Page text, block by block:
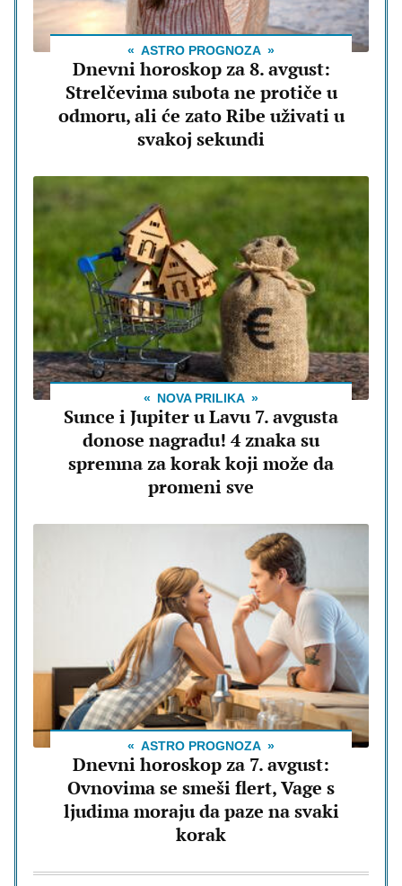
ASTRO PROGNOZA
Dnevni horoskop za 8. avgust:
Strelčevima subota ne protiče u
odmoru, ali će zato Ribe uživati u
svakoj sekundi
NOVA PRILIKA
Sunce i Jupiter u Lavu 7. avgusta
donose nagradu! 4 znaka su
spremna za korak koji može da
promeni sve
ASTRO PROGNOZA
Dnevni horoskop za 7. avgust:
Ovnovima se smeši flert, Vage s
ljudima moraju da paze na svaki
korak